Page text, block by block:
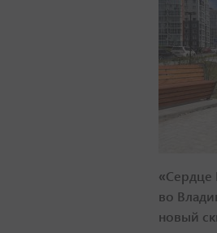
«Сердце
во
новый